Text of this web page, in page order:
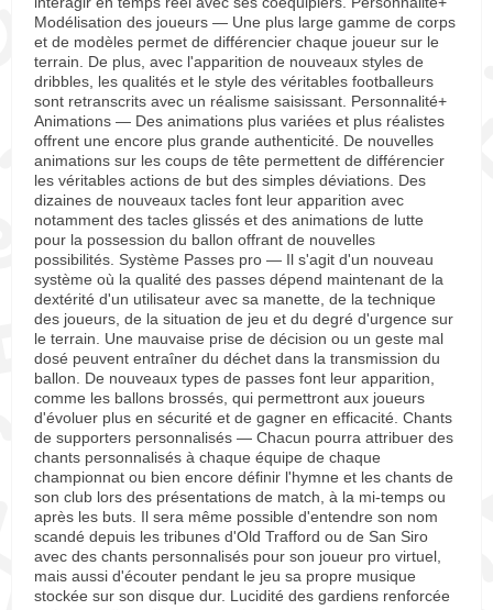
Modélisation des joueurs — Une plus large gamme de corps
et de modèles permet de différencier chaque joueur sur le
terrain. De plus, avec l'apparition de nouveaux styles de
dribbles, les qualités et le style des véritables footballeurs
sont retranscrits avec un réalisme saisissant. Personnalité+
Animations — Des animations plus variées et plus réalistes
offrent une encore plus grande authenticité. De nouvelles
animations sur les coups de tête permettent de différencier
les véritables actions de but des simples déviations. Des
dizaines de nouveaux tacles font leur apparition avec
notamment des tacles glissés et des animations de lutte
pour la possession du ballon offrant de nouvelles
possibilités. Système Passes pro — Il s'agit d'un nouveau
système où la qualité des passes dépend maintenant de la
dextérité d'un utilisateur avec sa manette, de la technique
des joueurs, de la situation de jeu et du degré d'urgence sur
le terrain. Une mauvaise prise de décision ou un geste mal
dosé peuvent entraîner du déchet dans la transmission du
ballon. De nouveaux types de passes font leur apparition,
comme les ballons brossés, qui permettront aux joueurs
d'évoluer plus en sécurité et de gagner en efficacité. Chants
de supporters personnalisés — Chacun pourra attribuer des
chants personnalisés à chaque équipe de chaque
championnat ou bien encore définir l'hymne et les chants de
son club lors des présentations de match, à la mi-temps ou
après les buts. Il sera même possible d'entendre son nom
scandé depuis les tribunes d'Old Trafford ou de San Siro
avec des chants personnalisés pour son joueur pro virtuel,
mais aussi d'écouter pendant le jeu sa propre musique
stockée sur son disque dur. Lucidité des gardiens renforcée